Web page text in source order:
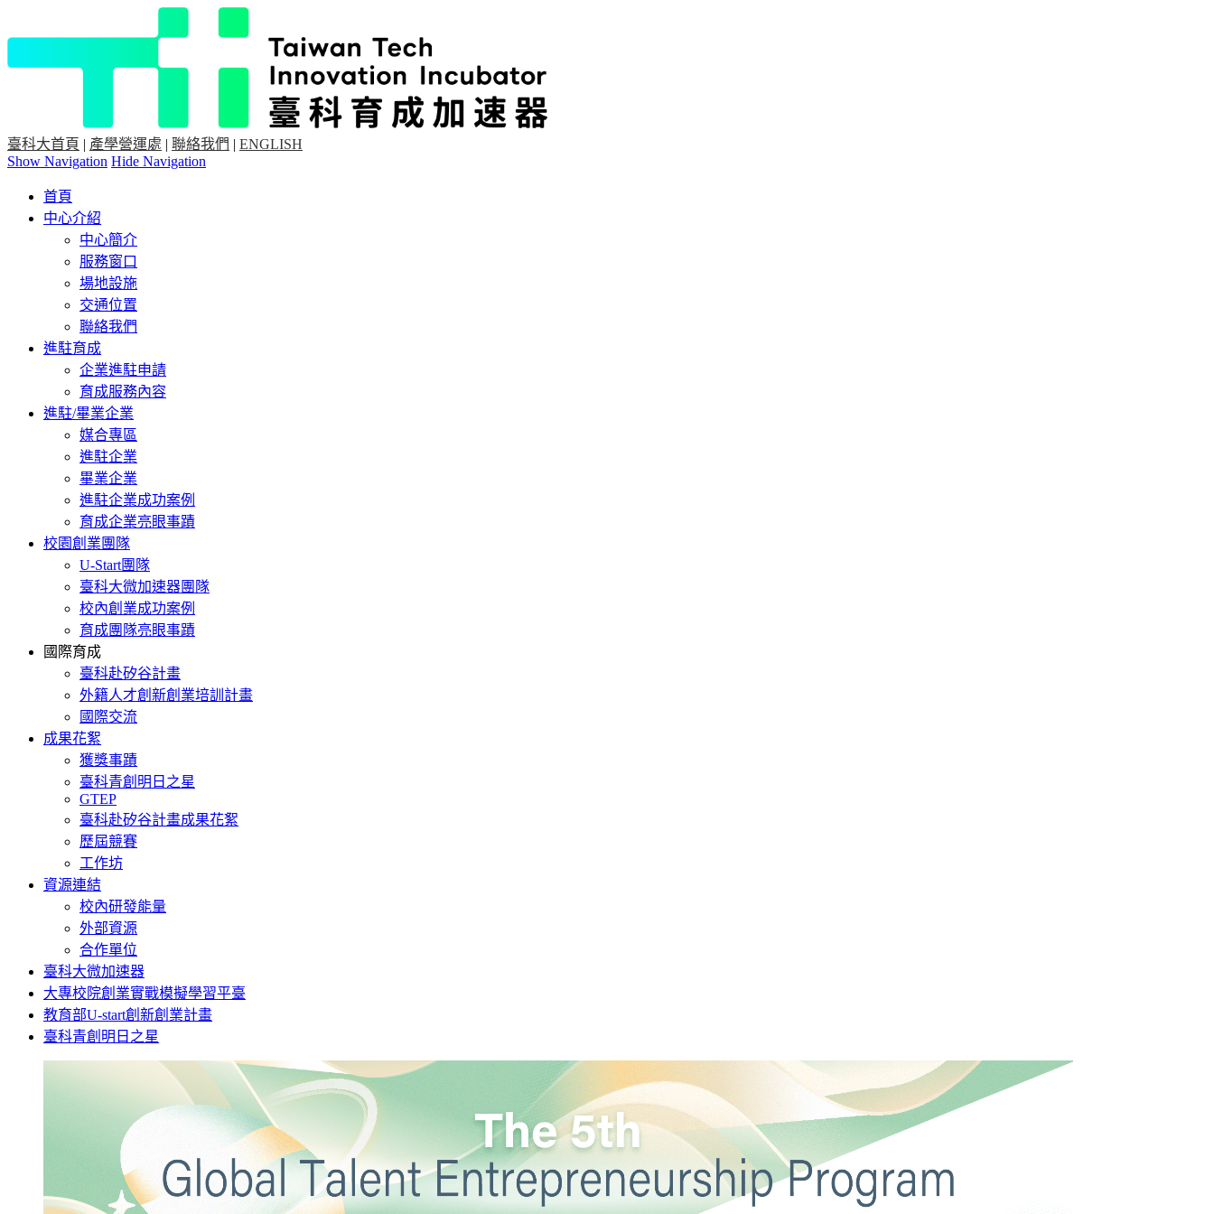
臺科大首頁 | 產學營運處 | 聯絡我們 | ENGLISH
Show Navigation Hide Navigation
首頁
中心介紹
中心簡介
服務窗口
場地設施
交通位置
聯絡我們
進駐育成
企業進駐申請
育成服務內容
進駐/畢業企業
媒合專區
進駐企業
畢業企業
進駐企業成功案例
育成企業亮眼事蹟
校園創業團隊
U-Start團隊
臺科大微加速器團隊
校內創業成功案例
育成團隊亮眼事蹟
國際育成
臺科赴矽谷計畫
外籍人才創新創業培訓計畫
國際交流
成果花絮
獲獎事蹟
臺科青創明日之星
GTEP
臺科赴矽谷計畫成果花絮
歷屆競賽
工作坊
資源連結
校內研發能量
外部資源
合作單位
臺科大微加速器
大專校院創業實戰模擬學習平臺
教育部U-start創新創業計畫
臺科青創明日之星